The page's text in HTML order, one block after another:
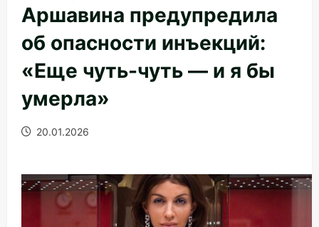
Аршавина предупредила
об опасности инъекций:
«Еще чуть-чуть — и я бы
умерла»
20.01.2026